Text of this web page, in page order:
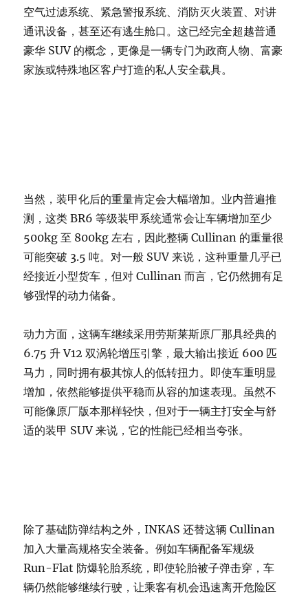
空气过滤系统、紧急警报系统、消防灭火装置、对讲
通讯设备，甚至还有逃生舱口。这已经完全超越普通
豪华 SUV 的概念，更像是一辆专门为政商人物、富豪
家族或特殊地区客户打造的私人安全载具。
当然，装甲化后的重量肯定会大幅增加。业内普遍推
测，这类 BR6 等级装甲系统通常会让车辆增加至少
500kg 至 800kg 左右，因此整辆 Cullinan 的重量很
可能突破 3.5 吨。对一般 SUV 来说，这种重量几乎已
经接近小型货车，但对 Cullinan 而言，它仍然拥有足
够强悍的动力储备。
动力方面，这辆车继续采用劳斯莱斯原厂那具经典的
6.75 升 V12 双涡轮增压引擎，最大输出接近 600 匹
马力，同时拥有极其惊人的低转扭力。即使车重明显
增加，依然能够提供平稳而从容的加速表现。虽然不
可能像原厂版本那样轻快，但对于一辆主打安全与舒
适的装甲 SUV 来说，它的性能已经相当夸张。
除了基础防弹结构之外，INKAS 还替这辆 Cullinan
加入大量高规格安全装备。例如车辆配备军规级
Run-Flat 防爆轮胎系统，即使轮胎被子弹击穿，车
辆仍然能够继续行驶，让乘客有机会迅速离开危险区